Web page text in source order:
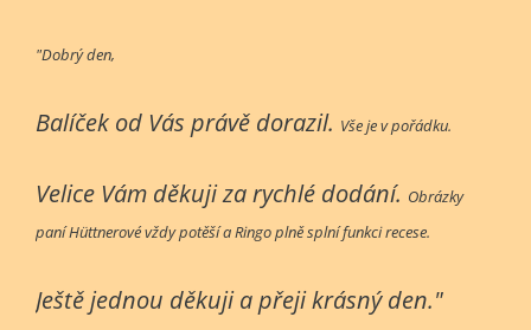
"Dobrý den,
Balíček od Vás právě dorazil. Vše je v pořádku.
Velice Vám děkuji za rychlé dodání. Obrázky
paní Hüttnerové vždy potěší a Ringo plně splní funkci recese.
Ještě jednou děkuji a přeji krásný den."